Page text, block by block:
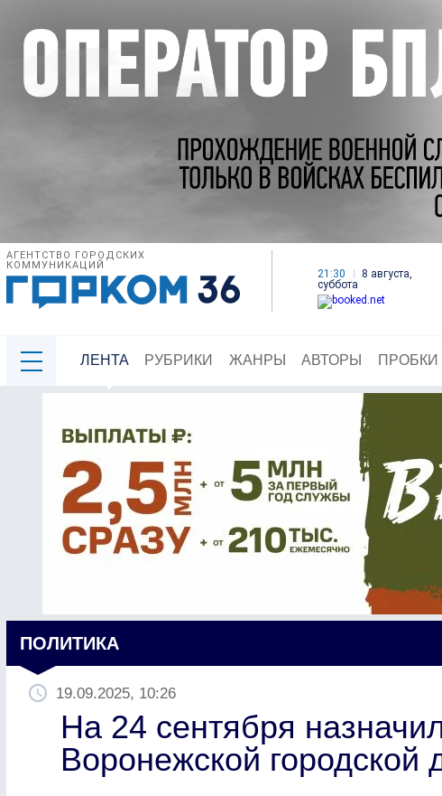
АГЕНТСТВО ГОРОДСКИХ
КОММУНИКАЦИЙ
21:30
8 августа,
суббота
ЛЕНТА РУБРИКИ ЖАНРЫ АВТОРЫ ПРОБКИ
ПОЛИТИКА
19.09.2025, 10:26
На 24 сентября
Воронежской